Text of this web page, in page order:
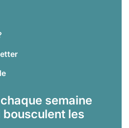
semaine
les